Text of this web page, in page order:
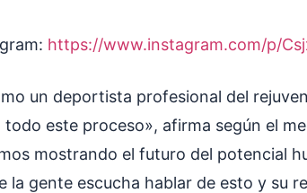
https://www.instagram.com/p/
un deportista profesional del
este proceso», afirma según el
mostrando el futuro del potencial
la gente escucha hablar de esto y su